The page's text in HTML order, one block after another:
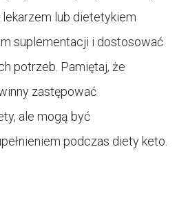
lub dietetykiem
suplementacji i dostosować
potrzeb. Pamiętaj, że
zastępować
ale mogą być
podczas diety keto.